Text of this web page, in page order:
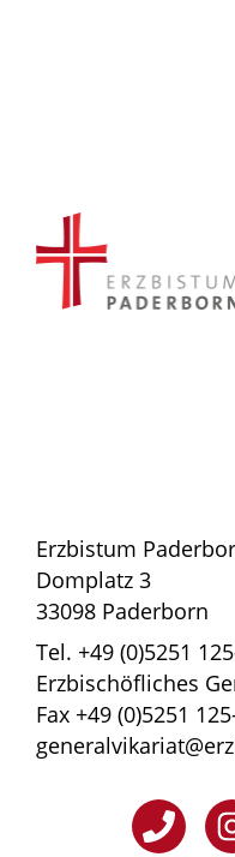
Erzbistum
Domplatz 3
33098 Paderborn
Tel. +49 (0)5251
Erzbischöfliches
Fax +49 (0)5251